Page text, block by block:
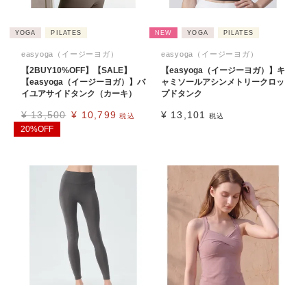
YOGA PILATES
easyoga（イージーヨガ）
【2BUY10%OFF】【SALE】
【easyoga（イージーヨガ）】バ
イユアサイドタンク（カーキ）
¥ 13,500 ¥ 10,799 税込
20%OFF
NEW YOGA PILATES
easyoga（イージーヨガ）
【easyoga（イージーヨガ）】キ
ャミソールアシンメトリークロッ
プドタンク
¥ 13,101 税込